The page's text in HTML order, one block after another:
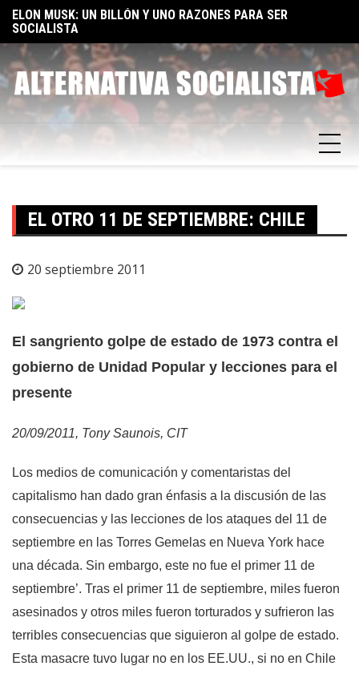
Skip
content
ELON MUSK: UN BILLÓN Y UNO RAZONES PARA SER
SOCIALISTA
EL OTRO 11 DE SEPTIEMBRE: CHILE
20 septiembre 2011
El sangriento golpe de estado de 1973 contra el
gobierno de Unidad Popular y lecciones para el
presente
20/09/2011, Tony Saunois, CIT
Los medios de comunicación y comentaristas del
capitalismo han dado gran énfasis a la discusión de las
consecuencias y las lecciones de los ataques del 11 de
septiembre en las Torres Gemelas en Nueva York hace
una década. Sin embargo, este no fue el primer 11 de
septiembre’. Tras el primer 11 de septiembre, miles fueron
asesinados y otros miles fueron torturados y sufrieron las
terribles consecuencias que siguieron al golpe de estado.
Esta masacre tuvo lugar no en los EE.UU., si no en Chile